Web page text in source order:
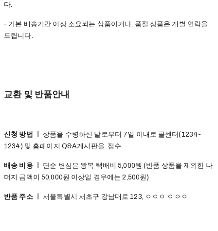
다.
- 기본 배송기간 이상 소요되는 상품이거나, 품절 상품은 개별 연락을
드립니다.
교환 및 반품안내
신청 방법 ㅣ상품을 수령하신 날로부터 7일 이내로 콜센터(1234-
1234) 및 홈페이지 Q&A게시판을 접수
배송 비용 ㅣ
단순 변심은 왕복 택배비 5,000원 (반품 상품을 제외한 나
머지 금액이 50,000원 이상일 경우에는 2,500원)
반품 주소 ㅣ서울특별시 서초구 강남대로 123, ㅇㅇㅇ ㅇㅇㅇ